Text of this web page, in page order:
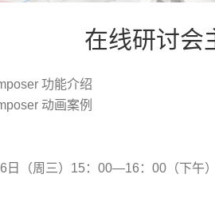
在线研讨会
功能介绍
动画案例
日（周三）15：00—16：00（下午